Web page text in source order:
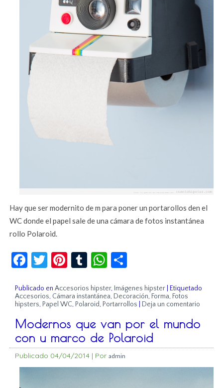
Hay que ser modernito de m para poner un portarollos den el
WC donde el papel sale de una cámara de fotos instantánea
rollo Polaroid.
Facebook
Twitter
Pinterest
TumblrWhatsApp
Publicado en Accesorios hipster, Imágenes hipster |Etiquetado
Accesorios, Cámara instantánea, Decoración, Forma, Fotos
hipsters, Papel WC, Polaroid, Portarrollos Deja un comentario
Modernos que van por el mundo
con u marco de Polaroid
Publicado 04/04/2014 | Por admin